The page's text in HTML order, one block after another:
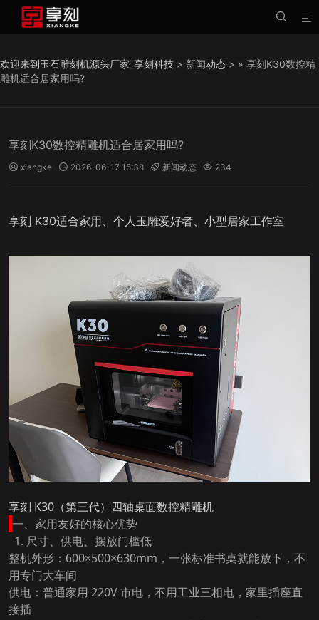


欢迎来到玉石雕刻机源头厂家_享刻科技 > 新闻动态 > » 享刻K30数控精
雕机适合居家用吗?
享刻K30数控精雕机适合居家用吗?
 xiangke  2026-06-17 15:38  新闻动态  234
享刻 K30适合家用、个人玉雕爱好者、小型居家工作室
享刻 K30（第三代）四轴桌面数控精雕机
一、家用友好的核心优势
1. 尺寸、供电、摆放门槛低
整机外形：600×500×630mm，一张标准书桌就能放下，不
用专门大车间
供电：普通家用 220V 市电，不用工业三相电，家里插座直
接插